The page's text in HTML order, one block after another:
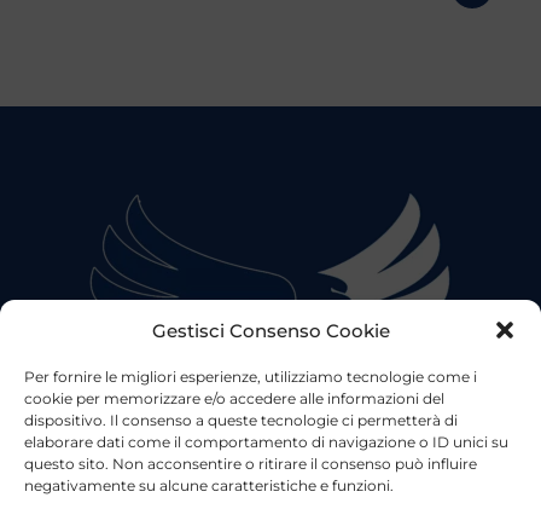
Gestisci Consenso Cookie
Per fornire le migliori esperienze, utilizziamo tecnologie come i
cookie per memorizzare e/o accedere alle informazioni del
dispositivo. Il consenso a queste tecnologie ci permetterà di
elaborare dati come il comportamento di navigazione o ID unici su
questo sito. Non acconsentire o ritirare il consenso può influire
negativamente su alcune caratteristiche e funzioni.
©2023 Tutti i diritti riservatiLazio Live TV